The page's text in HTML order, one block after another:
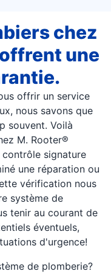
chez
une
offrir un service
nous savons que
souvent. Voilà
M. Rooter®
signature
une réparation ou
vérification nous
système de
tenir au courant de
éventuels,
d'urgence!
de plomberie?